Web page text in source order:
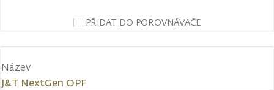
PŘIDAT DO POROVNÁVAČE
Název
J&T NextGen OPF